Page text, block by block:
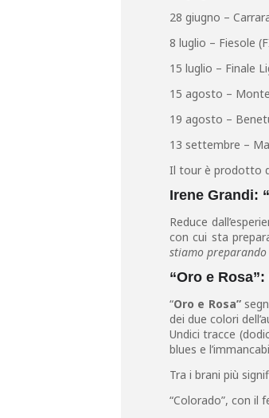
28 giugno –
8 luglio – Fiesole
15 luglio – Finale
15 agosto –
19 agosto –
13 settembre –
Il tour è prodotto
Irene Grandi:
Reduce
con cui sta
stiamo preparando
“Oro e
“Oro e Rosa”
dei due colori
Undici tracce
blues e
Tra i brani più
“Colorado”, con il